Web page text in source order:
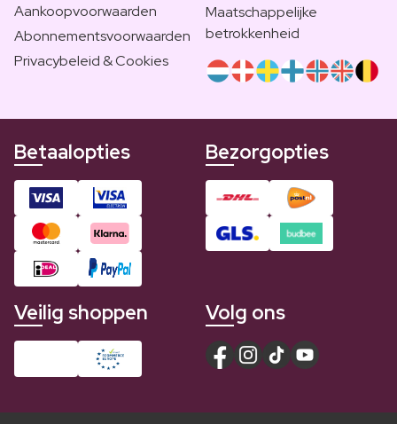
Aankoopvoorwaarden
Abonnementsvoorwaarden
Privacybeleid & Cookies
Maatschappelijke
betrokkenheid
Betaalopties Bezorgopties
Veilig shoppen Volg ons